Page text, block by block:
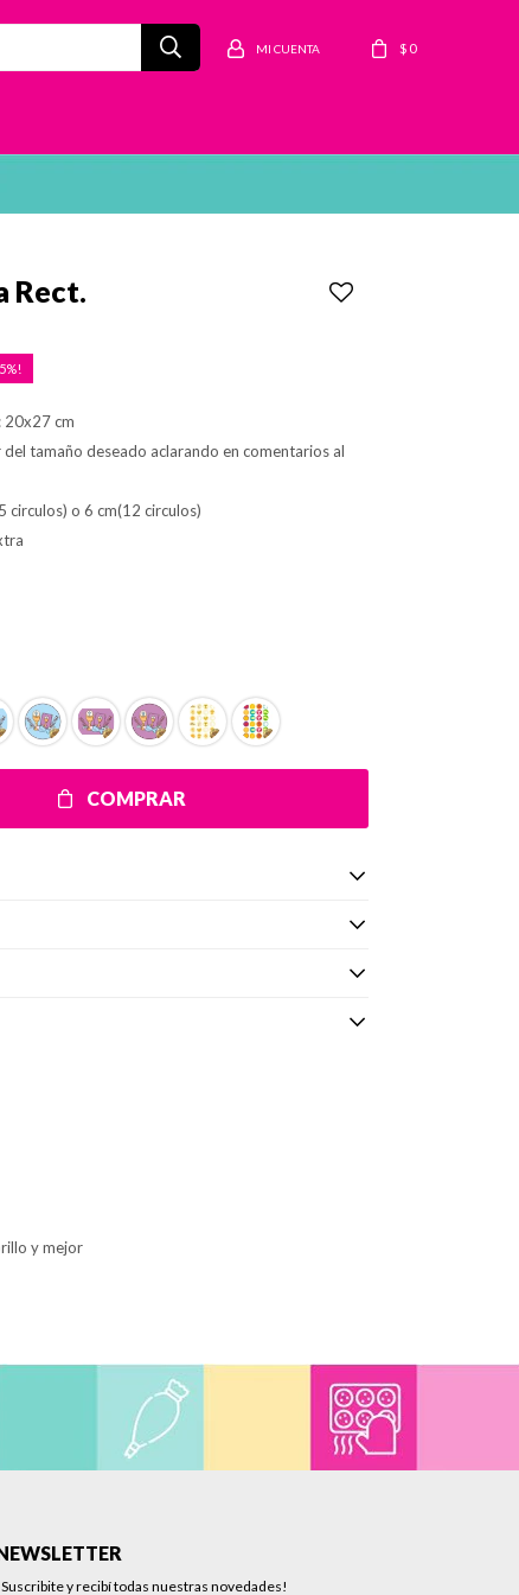
$ 0
Rect.
20x27 cm
tamaño deseado aclarando en comentarios al
circulos) o 6 cm(12 circulos)
COMPRAR
y mejor
y recibí todas nuestras novedades!